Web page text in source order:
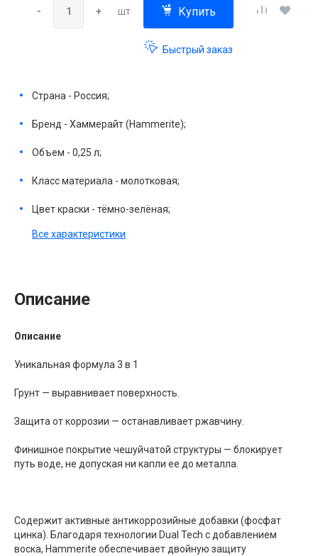
- + шт Купить
Быстрый заказ
Страна - Россия;
Бренд - Хаммерайт (Hammerite);
Объем - 0,25 л;
Класс материала - молотковая;
Цвет краски - тёмно-зелёная;
Все характеристики
Описание
Описание
Уникальная формула 3 в 1
Грунт — выравнивает поверхность.
Защита от коррозии — останавливает ржавчину.
Финишное покрытие чешуйчатой структуры — блокирует
путь воде, не допуская ни капли ее до металла.
Содержит активные антикоррозийные добавки (фосфат
цинка). Благодаря технологии Dual Tech c добавлением
воска, Hammerite обеспечивает двойную защиту